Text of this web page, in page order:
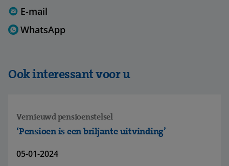
E-mail
WhatsApp
Ook interessant voor u
‘Pensioen is een briljante uitvinding’
Vernieuwd pensioenstelsel
05-01-2024